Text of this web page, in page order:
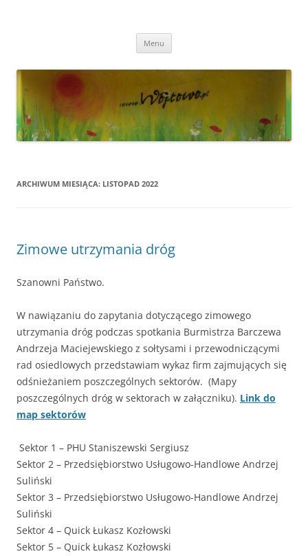
Menu
ARCHIWUM MIESIĄCA: LISTOPAD 2022
Zimowe utrzymania dróg
Szanowni Państwo.
W nawiązaniu do zapytania dotyczącego zimowego
utrzymania dróg podczas spotkania Burmistrza Barczewa
Andrzeja Maciejewskiego z sołtysami i przewodniczącymi
rad osiedlowych przedstawiam wykaz firm zajmujących się
odśnieżaniem poszczególnych sektorów. (Mapy
poszczególnych dróg w sektorach w załączniku). Link do
map sektorów
Sektor 1 – PHU Staniszewski Sergiusz
Sektor 2 – Przedsiębiorstwo Usługowo-Handlowe Andrzej
Suliński
Sektor 3 – Przedsiębiorstwo Usługowo-Handlowe Andrzej
Suliński
Sektor 4 – Quick Łukasz Kozłowski
Sektor 5 – Quick Łukasz Kozłowski